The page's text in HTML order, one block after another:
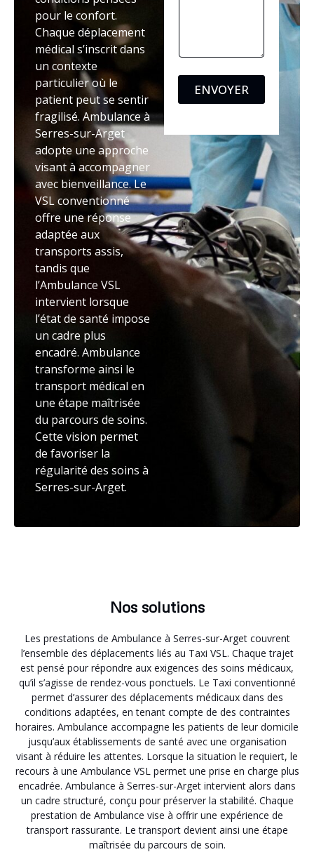
pour le confort.
Chaque déplacement
médical s’inscrit dans
un contexte
particulier où le
patient peut se sentir
fragilisé. Ambulance à
Serres-sur-Arget
adopte une approche
visant à accompagner
avec bienveillance. Le
VSL conventionné
offre une réponse
adaptée aux
transports assis,
tandis que
l’Ambulance VSL
intervient lorsque
l’état de santé impose
un cadre plus
encadré. Ambulance
transforme ainsi le
transport médical en
une étape maîtrisée
du parcours de soins.
Cette vision permet
de favoriser la
régularité des soins à
Serres-sur-Arget.
ENVOYER
Nos solutions
Les prestations de Ambulance à Serres-sur-Arget couvrent
l’ensemble des déplacements liés au Taxi VSL. Chaque trajet
est pensé pour répondre aux exigences des soins médicaux,
qu’il s’agisse de rendez-vous ponctuels. Le Taxi conventionné
permet d’assurer des déplacements médicaux dans des
conditions adaptées, en tenant compte de des contraintes
horaires. Ambulance accompagne les patients de leur domicile
jusqu’aux établissements de santé avec une organisation
visant à réduire les attentes. Lorsque la situation le requiert, le
recours à une Ambulance VSL permet une prise en charge plus
encadrée. Ambulance à Serres-sur-Arget intervient alors dans
un cadre structuré, conçu pour préserver la stabilité. Chaque
prestation de Ambulance vise à offrir une expérience de
transport rassurante. Le transport devient ainsi une étape
maîtrisée du parcours de soin.